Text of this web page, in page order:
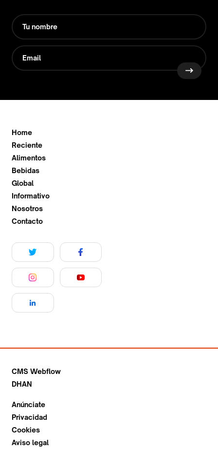
Home
Reciente
Alimentos
Bebidas
Global
Informativo
Nosotros
Contacto
CMS Webflow
DHAN
Anúnciate
Privacidad
Cookies
Aviso legal